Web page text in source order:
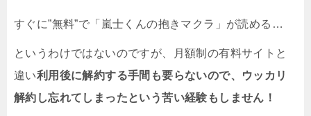
すぐに”無料”で「嵐士くんの抱きマクラ」が読める…
というわけではないのですが、月額制の有料サイトと
違い利用後に解約する手間も要らないので、ウッカリ
解約し忘れてしまったという苦い経験もしません！